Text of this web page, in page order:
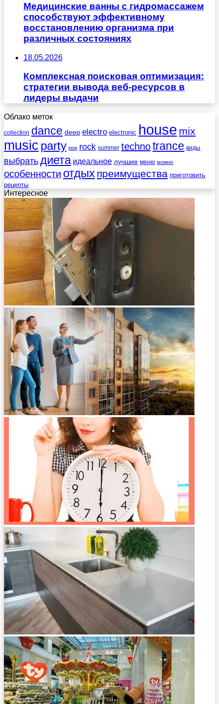
Медицинские ванны с гидромассажем
способствуют эффективному
восстановлению организма при
различных состояниях
18.05.2026
Комплексная поисковая оптимизация:
стратегии вывода веб-ресурсов в
лидеры выдачи
Облако меток
collection dance deep electro electronic house mix
music party pop rock summer technotrance виды
выбратьдиета идеальное лучшие меню можно
особенности отдых преимущества приготовить
рецепты
Интересное